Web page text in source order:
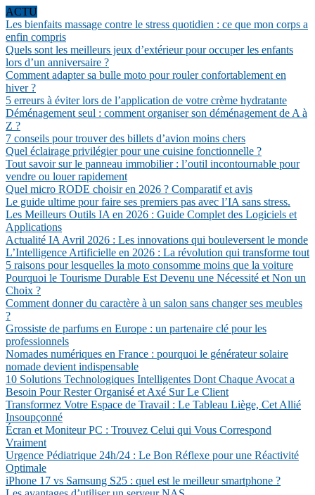
ACTU
Les bienfaits massage contre le stress quotidien : ce que mon corps a
enfin compris
Quels sont les meilleurs jeux d’extérieur pour occuper les enfants
lors d’un anniversaire ?
Comment adapter sa bulle moto pour rouler confortablement en
hiver ?
5 erreurs à éviter lors de l’application de votre crème hydratante
Déménagement seul : comment organiser son déménagement de A à
Z ?
7 conseils pour trouver des billets d’avion moins chers
Quel éclairage privilégier pour une cuisine fonctionnelle ?
Tout savoir sur le panneau immobilier : l’outil incontournable pour
vendre ou louer rapidement
Quel micro RODE choisir en 2026 ? Comparatif et avis
Le guide ultime pour faire ses premiers pas avec l’IA sans stress.
Les Meilleurs Outils IA en 2026 : Guide Complet des Logiciels et
Applications
Actualité IA Avril 2026 : Les innovations qui bouleversent le monde
L’Intelligence Artificielle en 2026 : La révolution qui transforme tout
5 raisons pour lesquelles la moto consomme moins que la voiture
Pourquoi le Tourisme Durable Est Devenu une Nécessité et Non un
Choix ?
Comment donner du caractère à un salon sans changer ses meubles
?
Grossiste de parfums en Europe : un partenaire clé pour les
professionnels
Nomades numériques en France : pourquoi le générateur solaire
nomade devient indispensable
10 Solutions Technologiques Intelligentes Dont Chaque Avocat a
Besoin Pour Rester Organisé et Axé Sur Le Client
Transformez Votre Espace de Travail : Le Tableau Liège, Cet Allié
Insoupçonné
Écran et Moniteur PC : Trouvez Celui qui Vous Correspond
Vraiment
Urgence Pédiatrique 24h/24 : Le Bon Réflexe pour une Réactivité
Optimale
iPhone 17 vs Samsung S25 : quel est le meilleur smartphone ?